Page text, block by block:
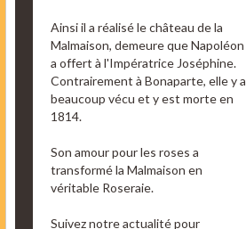
Ainsi il a réalisé le château de la
Malmaison, demeure que Napoléon
a offert à l'Impératrice Joséphine.
Contrairement à Bonaparte, elle y a
beaucoup vécu et y est morte en
1814.
Son amour pour les roses a
transformé la Malmaison en
véritable Roseraie.
Suivez notre actualité pour